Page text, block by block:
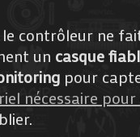
contrôleur ne
un casque
pour
nécessaire